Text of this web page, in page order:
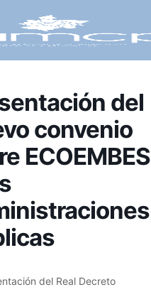
del
convenio
ECOEMBES
del Real Decreto